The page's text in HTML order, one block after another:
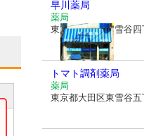
早川薬局
薬局
東京都大田区東雪谷
トマト調剤薬局
薬局
東京都大田区東雪谷